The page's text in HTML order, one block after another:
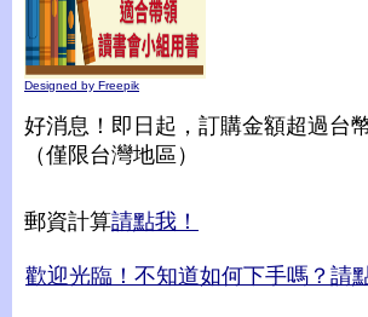
Designed by Freepik
好消息！即日起，訂購金額超過台
（僅限台灣地區）
郵資計算請點我！
歡迎光臨！不知道如何下手嗎？請